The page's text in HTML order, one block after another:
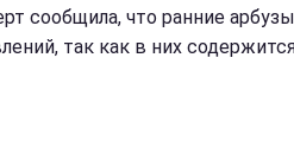
сообщила, что ранние
так как в них